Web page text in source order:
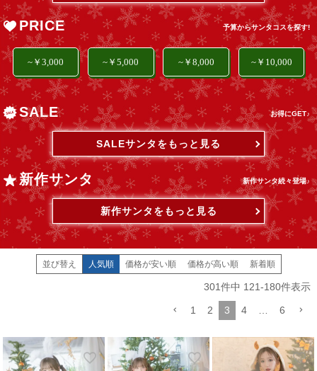
PRICE 予算からサンタコスを探す!
~￥3,000 ~￥5,000 ~￥8,000 ~￥10,000
SALE お得にGET♪
SALEサンタをもっと見る
新作サンタ 新作サンタ続々登場♪
新作サンタをもっと見る
並び替え 人気順 価格が安い順 価格が高い順 新着順
301件中 121-180件表示
1 2 3 4 … 6